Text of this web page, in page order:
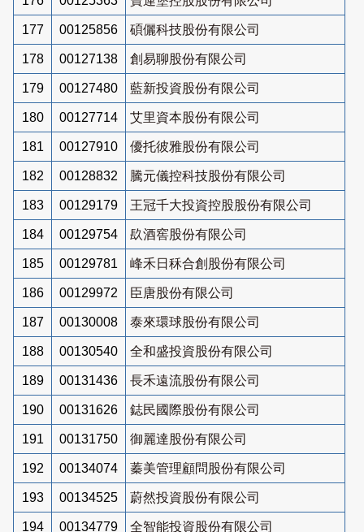
177 00125856 碩儷科技股份有限公司
178 00127138 創易聊股份有限公司
179 00127480 藍新投資股份有限公司
180 00127714 艾里資本股份有限公司
181 00127910 優托彼雅股份有限公司
182 00128832 騰元儀控科技股份有限公司
183 00129179 王冠千大投資控股股份有限公司
184 00129754 镹酒窖股份有限公司
185 00129781 峰禾日秝合創股份有限公司
186 00129972 臣唐股份有限公司
187 00130008 泰來環球股份有限公司
188 00130540 全和盛投資股份有限公司
189 00131436 長禾遠流股份有限公司
190 00131626 鋕民國際股份有限公司
191 00131750 御麗達股份有限公司
192 00134074 蓁美管理顧問股份有限公司
193 00134525 蔚然投資股份有限公司
194 00134779 全智能投資股份有限公司